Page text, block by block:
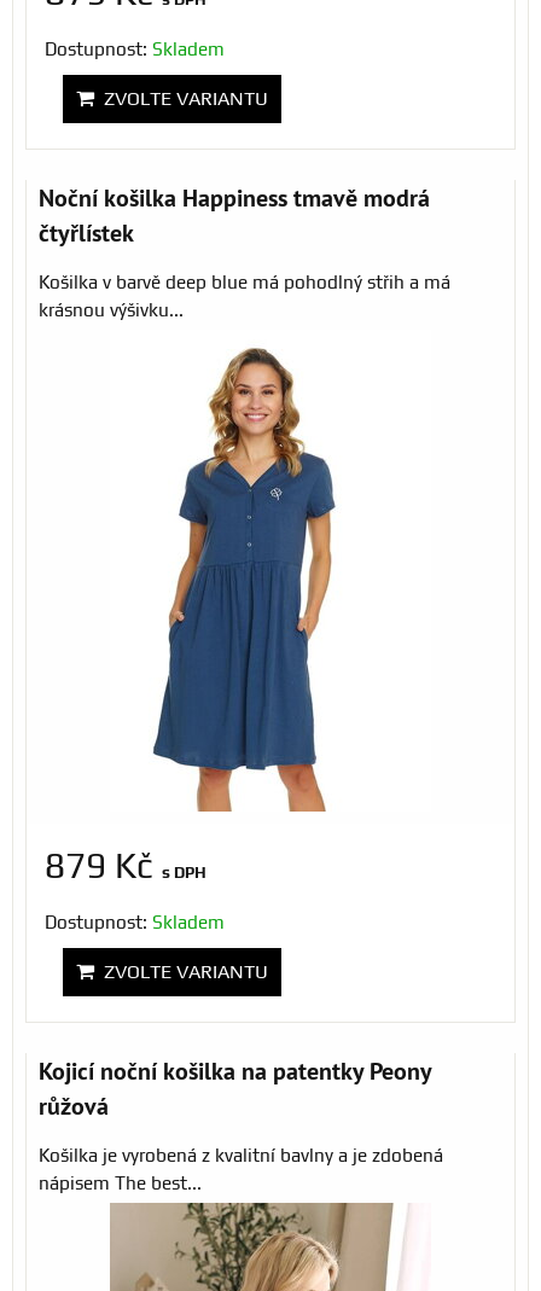
Dostupnost: Skladem
ZVOLTE VARIANTU
Noční košilka Happiness tmavě modrá
čtyřlístek
Košilka v barvě deep blue má pohodlný střih a má
krásnou výšivku...
879 Kč s DPH
Dostupnost: Skladem
ZVOLTE VARIANTU
Kojicí noční košilka na patentky Peony
růžová
Košilka je vyrobená z kvalitní bavlny a je zdobená
nápisem The best...